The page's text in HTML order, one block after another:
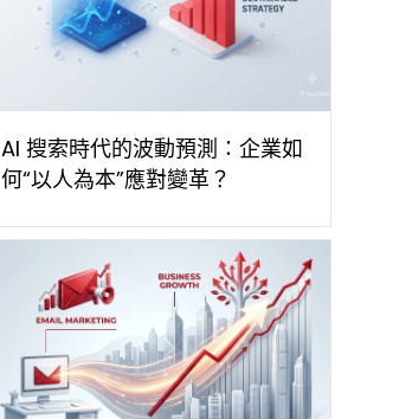
AI 搜索時代的波動預測：企業如
何“以人為本”應對變革？